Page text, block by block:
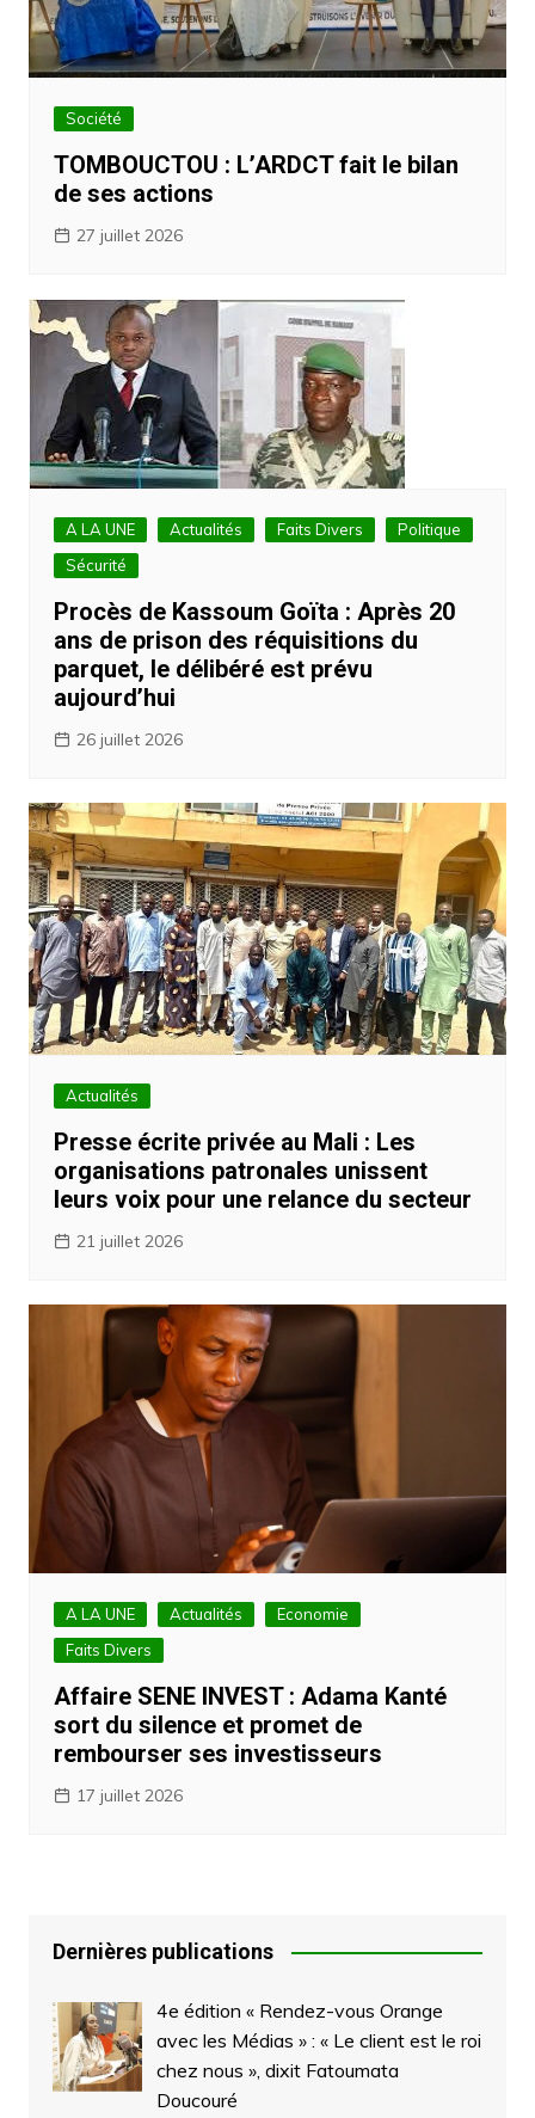
Société
TOMBOUCTOU : L’ARDCT fait le bilan
de ses actions
27 juillet 2026
A LA UNE Actualités Faits Divers
Politique
Sécurité
Procès de Kassoum Goïta : Après 20
ans de prison des réquisitions du
parquet, le délibéré est prévu
aujourd’hui
26 juillet 2026
Actualités
Presse écrite privée au Mali : Les
organisations patronales unissent
leurs voix pour une relance du secteur
21 juillet 2026
A LA UNE Actualités
Economie
Faits Divers
Affaire SENE INVEST : Adama Kanté
sort du silence et promet de
rembourser ses investisseurs
17 juillet 2026
Dernières publications
4e édition « Rendez-vous Orange
avec les Médias » : « Le client est le roi
chez nous », dixit Fatoumata
Doucouré